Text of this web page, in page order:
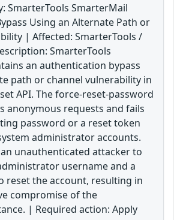
SmarterTools SmarterMail
Using an Alternate Path or
| Affected: SmarterTools /
SmarterTools
an authentication bypass
path or channel vulnerability in
API. The force-reset-password
anonymous requests and fails
password or a reset token
administrator accounts.
unauthenticated attacker to
username and a
reset the account, resulting in
compromise of the
| Required action: Apply